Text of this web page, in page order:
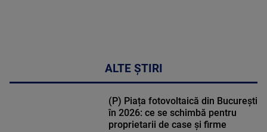
ALTE ȘTIRI
(P) Piața fotovoltaică din București
în 2026: ce se schimbă pentru
proprietarii de case și firme